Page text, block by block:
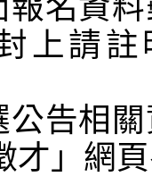
報名資
上請
公告相
才」網